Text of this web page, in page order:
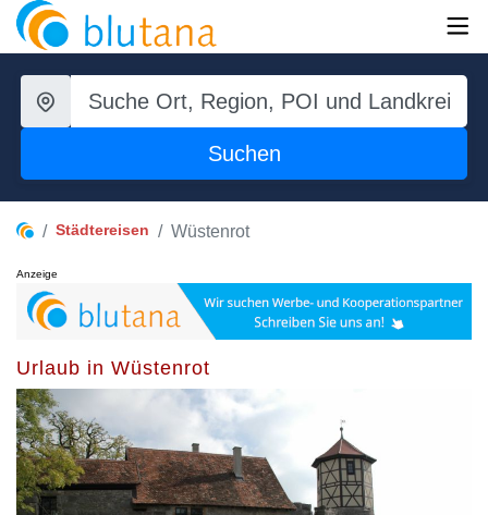
Suchen
Städtereisen Wüstenrot
Anzeige
Urlaub in Wüstenrot